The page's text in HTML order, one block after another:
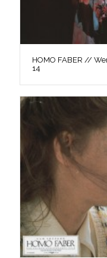
HOMO FABER //
14